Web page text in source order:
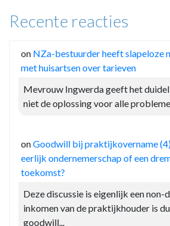
Recente reacties
on NZa-bestuurder heeft slapeloze
met huisartsen over tarieven
Mevrouw Ingwerda geeft het
niet de oplossing voor alle
onGoodwill bij praktijkovername
eerlijk ondernemerschap of een
toekomst?
Deze discussie is eigenlijk een non-
inkomen van de praktijkhouder is
goodwill...